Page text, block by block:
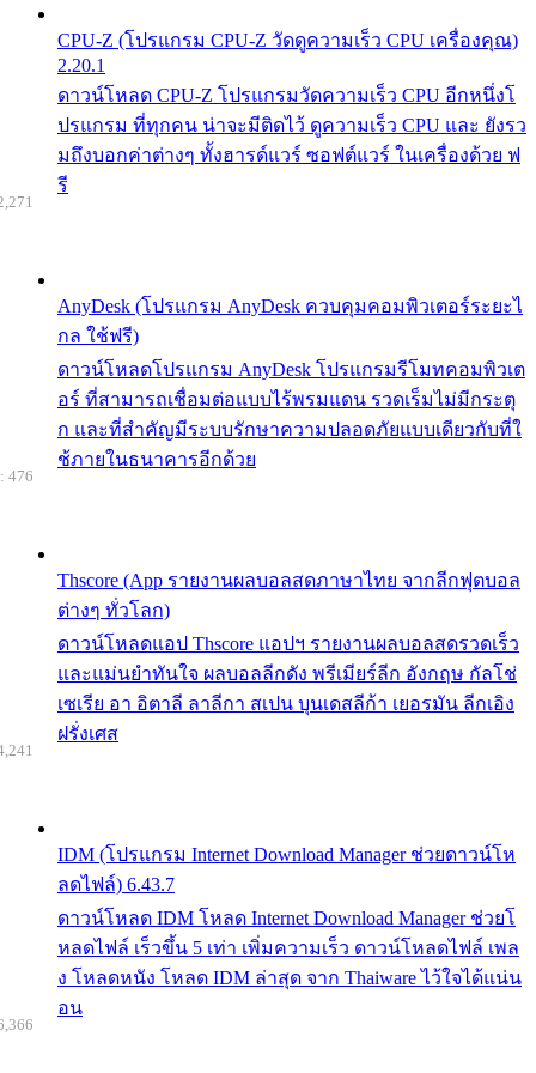
CPU-Z (โปรแกรม CPU-Z วัดดูความเร็ว CPU เครื่องคุณ)
2.20.1
ดาวน์โหลด CPU-Z โปรแกรมวัดความเร็ว CPU อีกหนึ่งโ
ปรแกรม ที่ทุกคน น่าจะมีติดไว้ ดูความเร็ว CPU และ ยังรว
มถึงบอกค่าต่างๆ ทั้งฮารด์แวร์ ซอฟต์แวร์ ในเครื่องด้วย ฟ
รี
AnyDesk (โปรแกรม AnyDesk ควบคุมคอมพิวเตอร์ระยะไ
กล ใช้ฟรี)
ดาวน์โหลดโปรแกรม AnyDesk โปรแกรมรีโมทคอมพิวเต
อร์ ที่สามารถเชื่อมต่อแบบไร้พรมแดน รวดเร็มไม่มีกระตุ
ก และที่สำคัญมีระบบรักษาความปลอดภัยแบบเดียวกับที่ใ
ช้ภายในธนาคารอีกด้วย
Thscore (App รายงานผลบอลสดภาษาไทย จากลีกฟุตบอล
ต่างๆ ทั่วโลก)
ดาวน์โหลดแอป Thscore แอปฯ รายงานผลบอลสดรวดเร็ว
และแม่นยำทันใจ ผลบอลลีกดัง พรีเมียร์ลีก อังกฤษ กัลโช่
เซเรีย อา อิตาลี ลาลีกา สเปน บุนเดสลีก้า เยอรมัน ลีกเอิง
ฝรั่งเศส
476
IDM (โปรแกรม Internet Download Manager ช่วยดาวน์โห
ลดไฟล์) 6.43.7
ดาวน์โหลด IDM โหลด Internet Download Manager ช่วยโ
หลดไฟล์ เร็วขึ้น 5 เท่า เพิ่มความเร็ว ดาวน์โหลดไฟล์ เพล
ง โหลดหนัง โหลด IDM ล่าสุด จาก Thaiware ไว้ใจได้แน่น
อน